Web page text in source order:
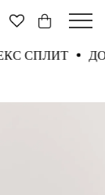
СПЛИТ